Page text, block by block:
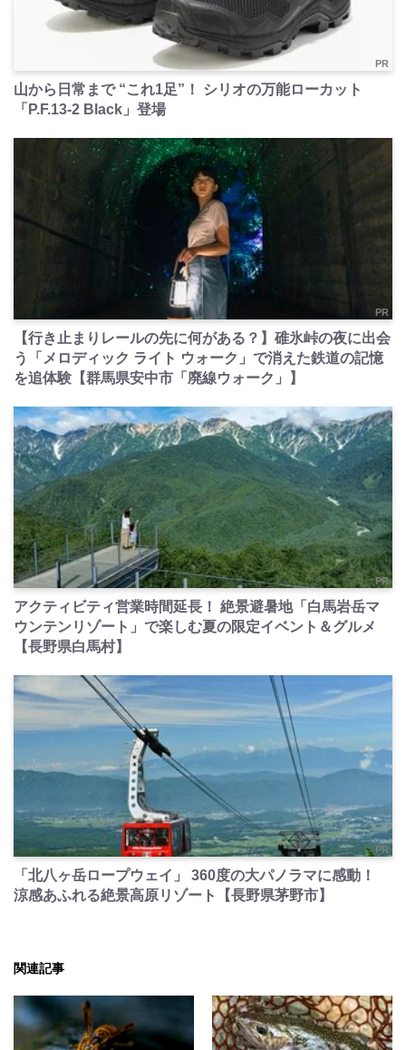
PR
山から日常まで “これ1足”！ シリオの万能ローカット
「P.F.13-2 Black」登場
PR
【行き止まりレールの先に何がある？】碓氷峠の夜に出会
う「メロディック ライト ウォーク」で消えた鉄道の記憶
を追体験【群馬県安中市「廃線ウォーク」】
PR
アクティビティ営業時間延長！ 絶景避暑地「白馬岩岳マ
ウンテンリゾート」で楽しむ夏の限定イベント＆グルメ
【長野県白馬村】
PR
「北八ヶ岳ロープウェイ」 360度の大パノラマに感動！
涼感あふれる絶景高原リゾート【長野県茅野市】
関連記事